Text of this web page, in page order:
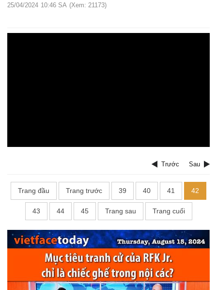
25/04/2024 10:46 SA (Xem: 21173)
Trước Sau
Trang đầu Trang trước 39 40 41 42
43 44 45 Trang sau Trang cuối